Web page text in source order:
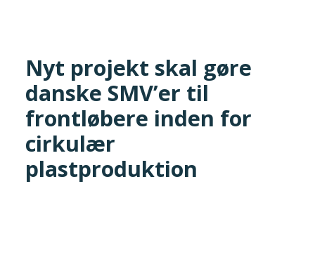
Search
Tilmeld nyhedsbrev
Presse og pressemeddelelser
Nyt projekt skal gøre
danske SMV’er til
frontløbere inden for
cirkulær
plastproduktion